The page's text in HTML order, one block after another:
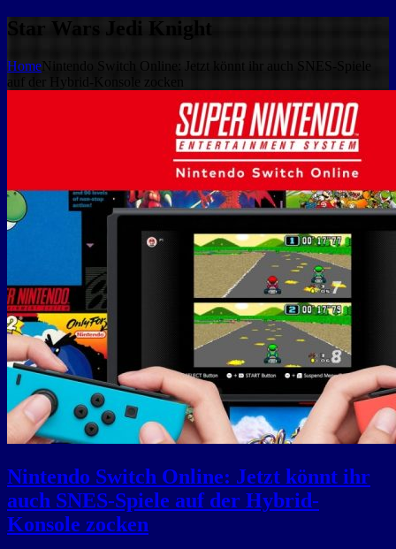
Star Wars Jedi Knight
HomeNintendo Switch Online: Jetzt könnt ihr auch SNES-Spiele
auf der Hybrid-Konsole zocken
Nintendo Switch Online: Jetzt könnt ihr
auch SNES-Spiele auf der Hybrid-
Konsole zocken